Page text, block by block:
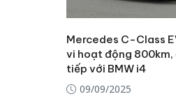
Mercedes C-Class
vi hoạt động
tiếp với BMW i4
09/09/2025